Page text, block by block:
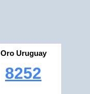
Oro Uruguay
8252